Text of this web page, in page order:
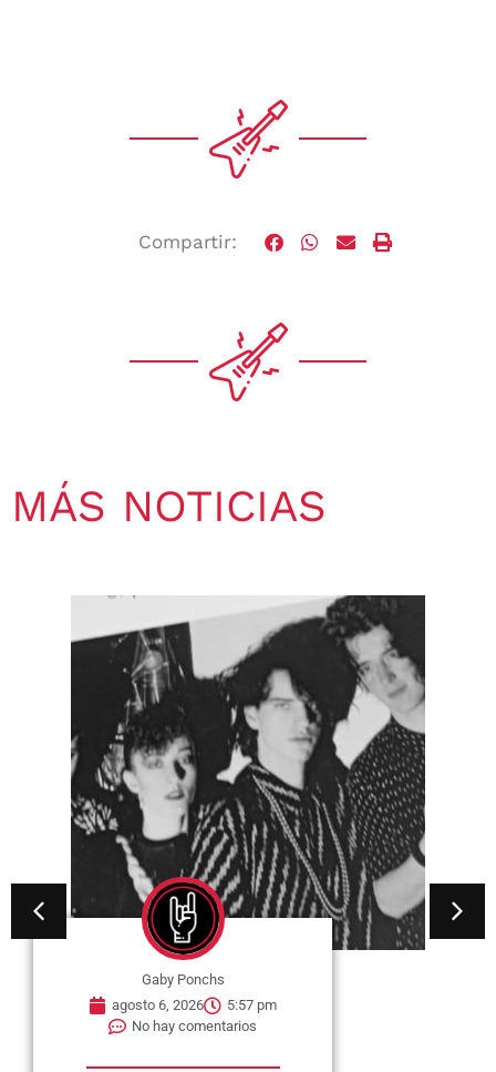
Compartir:
MÁS NOTICIAS
Gaby Ponchs
agosto 6, 2026
5:57 pm
No hay comentarios